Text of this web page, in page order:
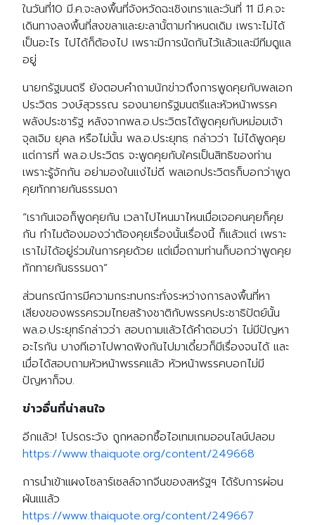
ในวันที่10 มี.ค.จะลงพื้นที่จังหวัดฉะเชิงเทราและวันที่ 11 มี.ค.จะ
เดินทางลงพื้นที่สงขลาและยะลานั้ตามกำหนดเดิม เพราะไม่ได้
เป็นอะไร ไปได้ก็ต้องไป เพราะมีการนัดกันไว้แล้วและมีทีมดูแล
อยู่
นายกรัฐมนตรี ยังตอบคำถามนักข่าวถึงการพูดคุยกับพลเอก
ประวิตร วงษ์สุวรรณ รองนายกรัฐมนตรีและหัวหน้าพรรค
พลังประชารัฐ หลังจากพล.อ.ประวิตรได้พูดคุยกับหม่อมเจ้า
จุลเจิม ยุคล หรือไม่นั้น พล.อ.ประยุทธฺ กล่าวว่า ไม่ได้พูดคุย
แต่การที่ พล.อ.ประวิตร จะพูดคุยกับใครเป็นสิทธิของท่าน
เพราะรู้จักกัน อย่ามองในแง่ไม่ดี พลเอกประวิตรก็บอกว่าพูด
คุยทักทายกันธรรมดา
“เรากันเจอก็พูดคุยกัน เวลาไปไหนมาไหนเมื่อเจอคนคุยก็คุย
กัน ทำไมต้องมองว่าต้องคุยเรื่องนั้นเรื่องนี้ ก็แล้วแต่ เพราะ
เราไม่ได้อยู่ร่วมในการคุยด้วย แต่เมื่อถามท่านก็บอกว่าพูดคุย
ทักทายกันธรรมดา”
ส่วนกรณีการมีความกระทบกระทั่งระหว่างการลงพื้นที่หา
เสียงของพรรครวมไทยสร้างชาติกับพรรคประชาธิปัตย์นั้น
พล.อ.ประยุทธ์กล่าวว่า สอบถามแล้วได้คำตอบว่า ไม่มีปัญหา
อะไรกัน บางทีเอาไปพาดพิงกันไปมาเดี๋ยวก็มีเรื่องจนได้ และ
เมื่อได้สอบถามหัวหน้าพรรคแล้ว หัวหน้าพรรคบอกไม่มี
ปัญหาก็จบ.
ข่าวอื่นที่น่าสนใจ
อีกแล้ว! โปรดระวัง ถูกหลอกซื้อไอเทมเกมออนไลน์ปลอม
https://www.thaiquote.org/content/249668
การนำเข้าแผงโซลาร์เซลล์จากจีนของสหรัฐฯ ได้รับการผ่อน
ผันแแล้ว
https://www.thaiquote.org/content/249667